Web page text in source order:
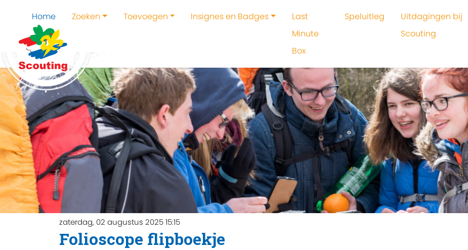
Home Zoeken Toevoegen Insignes en Badges
Last
Minute
Box
Speluitleg
Uitdagingen bij
Scouting
zaterdag, 02 augustus 2025 15:15
Folioscope flipboekje